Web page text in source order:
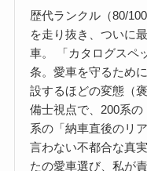
歴代ランクル（80/
を走り抜き、ついに
車。 「カタログスペ
条。愛車を守るため
設するほどの変態（
備士視点で、200系
系の「納車直後のリ
言わない不都合な真
たの愛車選び、私が